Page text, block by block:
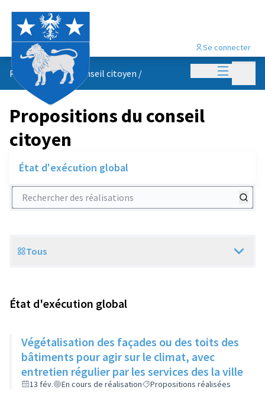
Menu
Se connecter
Propositions du conseil citoyen /
Propositions du conseil
citoyen
État d'exécution global
Rechercher des réalisations
Scope
Tous
État d'exécution global
Végétalisation des façades ou des toits des
bâtiments pour agir sur le climat, avec
entretien régulier par les services des la ville
13 fév. En cours de réalisation Propositions réalisées